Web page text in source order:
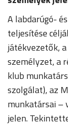
A labdarúgó-
teljesítése
játékvezetők,
személyzet, a
klub
szolgálat), az
munkatársai –
jelen.